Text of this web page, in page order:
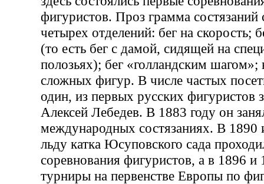
фигуристов. Проз грамма состязаний
четырех отделений: бег на скорость;
(то есть бег с дамой, сидящей на
полозьях); бег «голландским шагом»;
сложных фигур. В числе частых
один, из первых русских фигуристов
Алексей Лебедев. В 1883 году он
международных состязаниях. В 1890
льду катка Юсуповского сада
соревнования фигуристов, а в 1896
турниры на первенстве Европы по